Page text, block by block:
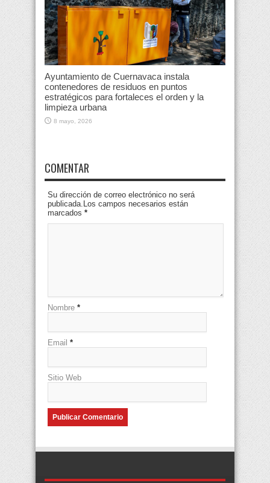
Ayuntamiento de Cuernavaca instala
contenedores de residuos en puntos
estratégicos para fortaleces el orden y la
limpieza urbana
8 mayo, 2026
COMENTAR
Su dirección de correo electrónico no será
publicada.Los campos necesarios están
marcados *
Nombre *
Email *
Sitio Web